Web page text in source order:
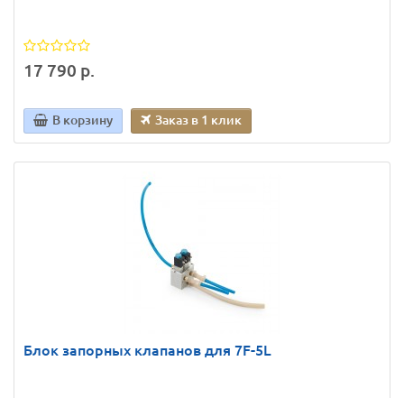
17 790 р.
В корзину Заказ в 1 клик
Блок запорных клапанов для 7F-5L